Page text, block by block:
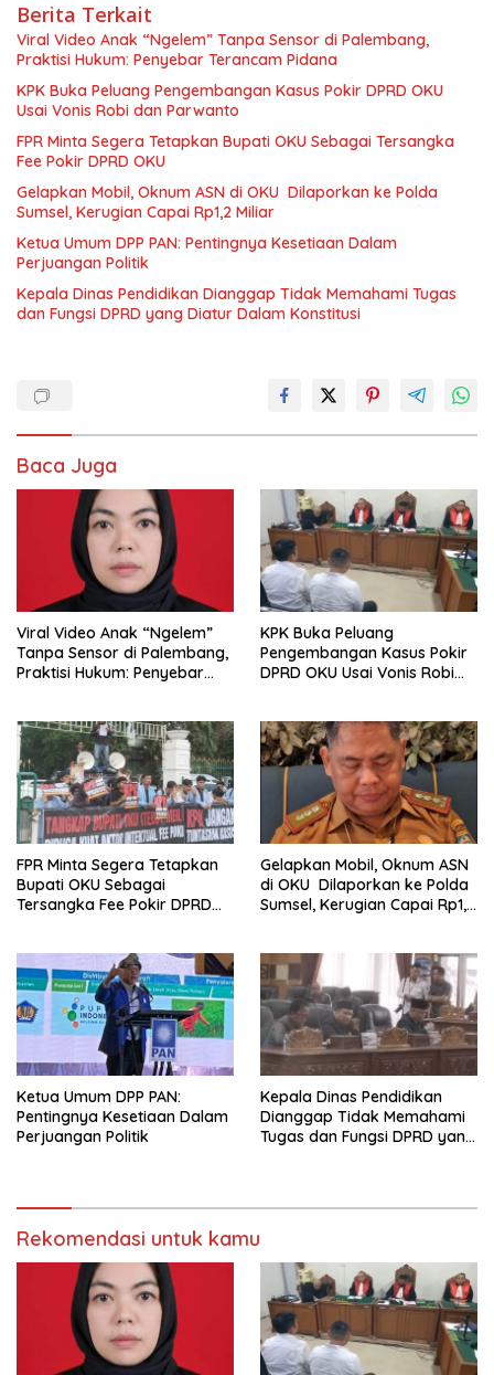
Berita Terkait
Viral Video Anak “Ngelem” Tanpa Sensor di Palembang,
Praktisi Hukum: Penyebar Terancam Pidana
KPK Buka Peluang Pengembangan Kasus Pokir DPRD OKU
Usai Vonis Robi dan Parwanto
FPR Minta Segera Tetapkan Bupati OKU Sebagai Tersangka
Fee Pokir DPRD OKU
Gelapkan Mobil, Oknum ASN di OKU Dilaporkan ke Polda
Sumsel, Kerugian Capai Rp1,2 Miliar
Ketua Umum DPP PAN: Pentingnya Kesetiaan Dalam
Perjuangan Politik
Kepala Dinas Pendidikan Dianggap Tidak Memahami Tugas
dan Fungsi DPRD yang Diatur Dalam Konstitusi
Baca Juga
Viral Video Anak “Ngelem”
Tanpa Sensor di Palembang,
Praktisi Hukum: Penyebar
KPK Buka Peluang
Pengembangan Kasus Pokir
DPRD OKU Usai Vonis Robi
FPR Minta Segera Tetapkan
Bupati OKU Sebagai
Tersangka Fee Pokir DPRD
Gelapkan Mobil, Oknum ASN
di OKU Dilaporkan ke Polda
Sumsel, Kerugian Capai Rp1,2
Ketua Umum DPP PAN:
Pentingnya Kesetiaan Dalam
Perjuangan Politik
Kepala Dinas Pendidikan
Dianggap Tidak Memahami
Tugas dan Fungsi DPRD yang
Rekomendasi untuk kamu